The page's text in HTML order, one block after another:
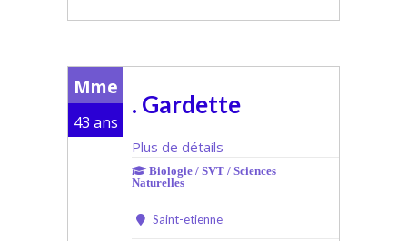
Mme
43 ans
. Gardette
Plus de détails
Biologie / SVT / Sciences
Naturelles
Saint-etienne